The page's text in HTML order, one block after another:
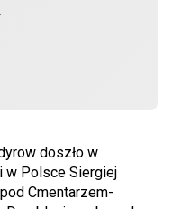
doszło w
w Polsce Siergiej
Cmentarzem-